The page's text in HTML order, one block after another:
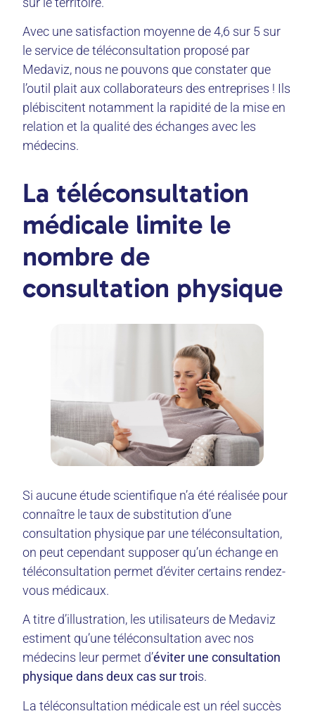
Avec une satisfaction moyenne de 4,6 sur 5 sur
le service de téléconsultation proposé par
Medaviz, nous ne pouvons que constater que
l’outil plait aux collaborateurs des entreprises ! Ils
plébiscitent notamment la rapidité de la mise en
relation et la qualité des échanges avec les
médecins.
La téléconsultation
médicale limite le
nombre de
consultation physique
Si aucune étude scientifique n’a été réalisée pour
connaître le taux de substitution d’une
consultation physique par une téléconsultation,
on peut cependant supposer qu’un échange en
téléconsultation permet d’éviter certains rendez-
vous médicaux.
A titre d’illustration, les utilisateurs de Medaviz
estiment qu’une téléconsultation avec nos
médecins leur permet d’éviter une consultation
physique dans deux cas sur trois.
La téléconsultation médicale est un réel succès